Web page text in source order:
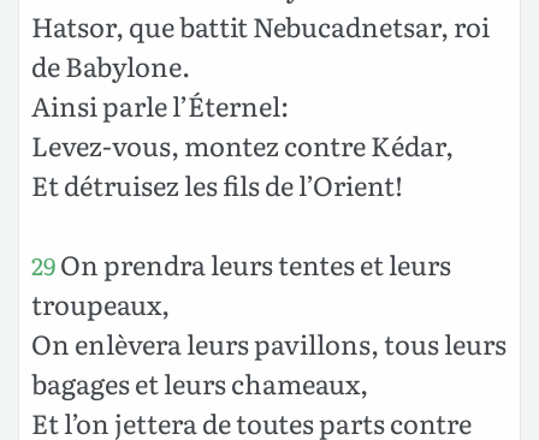
Hatsor, que battit Nebucadnetsar, roi
de Babylone.
Ainsi parle l’Éternel:
Levez-vous, montez contre Kédar,
Et détruisez les fils de l’Orient!
29On prendra leurs tentes et leurs
troupeaux,
On enlèvera leurs pavillons, tous leurs
bagages et leurs chameaux,
Et l’on jettera de toutes parts contre